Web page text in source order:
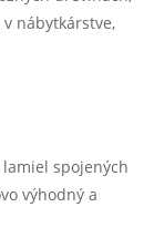
nábytkárstve,
spojených
výhodný a